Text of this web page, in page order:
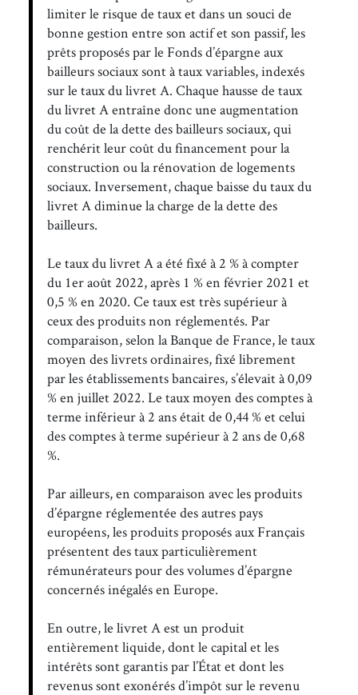
limiter le risque de taux et dans un souci de
bonne gestion entre son actif et son passif, les
prêts proposés par le Fonds d’épargne aux
bailleurs sociaux sont à taux variables, indexés
sur le taux du livret A. Chaque hausse de taux
du livret A entraîne donc une augmentation
du coût de la dette des bailleurs sociaux, qui
renchérit leur coût du financement pour la
construction ou la rénovation de logements
sociaux. Inversement, chaque baisse du taux du
livret A diminue la charge de la dette des
bailleurs.
Le taux du livret A a été fixé à 2 % à compter
du 1er août 2022, après 1 % en février 2021 et
0,5 % en 2020. Ce taux est très supérieur à
ceux des produits non réglementés. Par
comparaison, selon la Banque de France, le taux
moyen des livrets ordinaires, fixé librement
par les établissements bancaires, s’élevait à 0,09
% en juillet 2022. Le taux moyen des comptes à
terme inférieur à 2 ans était de 0,44 % et celui
des comptes à terme supérieur à 2 ans de 0,68
%.
Par ailleurs, en comparaison avec les produits
d’épargne réglementée des autres pays
européens, les produits proposés aux Français
présentent des taux particulièrement
rémunérateurs pour des volumes d’épargne
concernés inégalés en Europe.
En outre, le livret A est un produit
entièrement liquide, dont le capital et les
intérêts sont garantis par l’État et dont les
revenus sont exonérés d’impôt sur le revenu